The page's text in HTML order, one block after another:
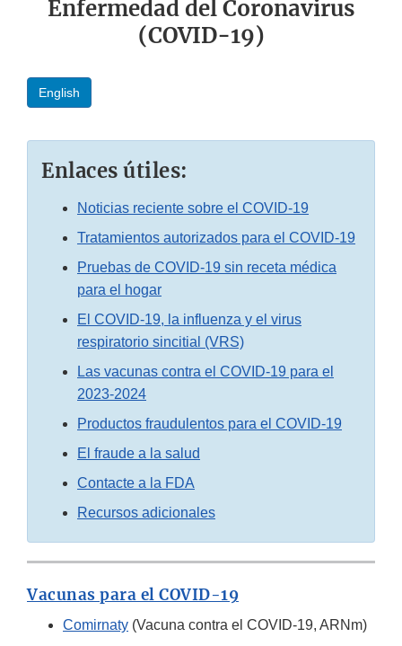
Enfermedad del Coronavirus
(COVID-19)
English
Enlaces útiles:
Noticias reciente sobre el COVID-19
Tratamientos autorizados para el COVID-19
Pruebas de COVID-19 sin receta médica
para el hogar
El COVID-19, la influenza y el virus
respiratorio sincitial (VRS)
Las vacunas contra el COVID-19 para el
2023-2024
Productos fraudulentos para el COVID-19
El fraude a la salud
Contacte a la FDA
Recursos adicionales
Vacunas para el COVID-19
Comirnaty (Vacuna contra el COVID-19, ARNm)